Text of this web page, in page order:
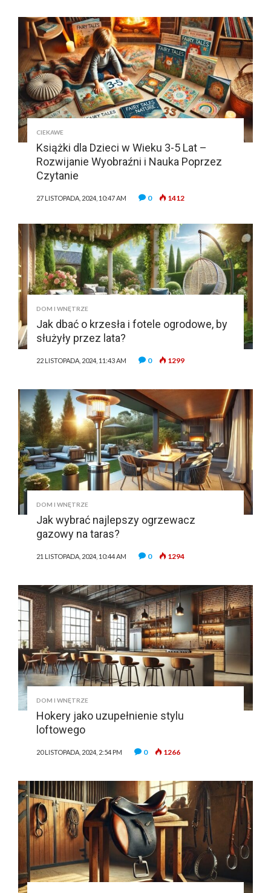
CIEKAWE
Książki dla Dzieci w Wieku 3-5 Lat –
Rozwijanie Wyobraźni i Nauka Poprzez
Czytanie
27 LISTOPADA, 2024, 10:47 AM 0 1412
DOM I WNĘTRZE
Jak dbać o krzesła i fotele ogrodowe, by
służyły przez lata?
22 LISTOPADA, 2024, 11:43 AM 0 1299
DOM I WNĘTRZE
Jak wybrać najlepszy ogrzewacz
gazowy na taras?
21 LISTOPADA, 2024, 10:44 AM 0 1294
DOM I WNĘTRZE
Hokery jako uzupełnienie stylu
loftowego
20 LISTOPADA, 2024, 2:54 PM 0 1266